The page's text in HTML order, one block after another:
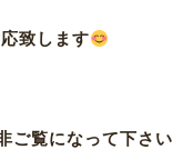
致します
ご覧になって下さい